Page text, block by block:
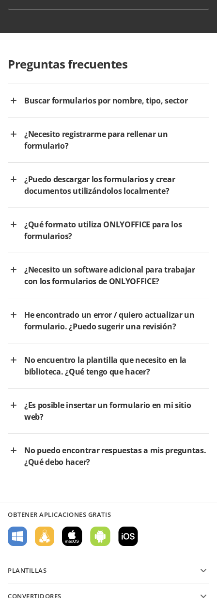
Preguntas frecuentes
Buscar formularios por nombre, tipo, sector
¿Necesito registrarme para rellenar un
formulario?
¿Puedo descargar los formularios y crear
documentos utilizándolos localmente?
¿Qué formato utiliza ONLYOFFICE para los
formularios?
¿Necesito un software adicional para trabajar
con los formularios de ONLYOFFICE?
He encontrado un error / quiero actualizar un
formulario. ¿Puedo sugerir una revisión?
No encuentro la plantilla que necesito en la
biblioteca. ¿Qué tengo que hacer?
¿Es posible insertar un formulario en mi sitio
web?
No puedo encontrar respuestas a mis preguntas.
¿Qué debo hacer?
OBTENER APLICACIONES GRATIS
PLANTILLAS
CONVERTIDORES